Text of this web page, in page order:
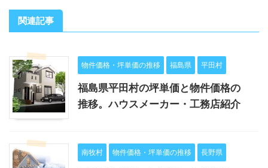
関連記事
物件価格・坪単価の推移 福島県 平田村
福島県平田村の坪単価と物件価格の
推移。ハウスメーカー・工務店紹介
南牧村 物件価格・坪単価の推移 長野県